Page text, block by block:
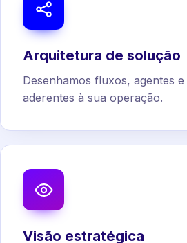
Arquitetura de solução
Desenhamos fluxos, agentes
aderentes à sua operação.
Visão estratégica